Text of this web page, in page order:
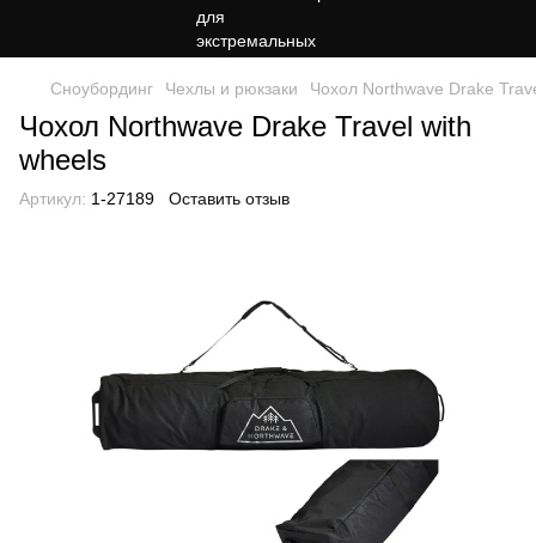
Сноубординг Чехлы и рюкзаки Чохол Northwave Drake
Чохол Northwave Drake Travel with
wheels
Артикул: 1-27189 Оставить отзыв